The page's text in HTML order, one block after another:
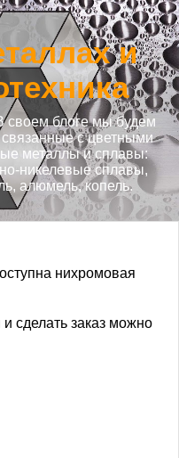
и
своем блоге мы будем
с цветными
металлы и сплавы:
никелевые сплавы,
алюмель, копель.
нихромовая
сделать заказ можно